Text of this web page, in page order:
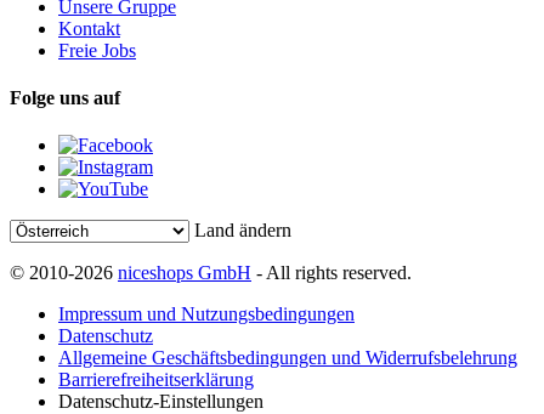
Unsere Gruppe
Kontakt
Freie Jobs
Folge uns auf
Land ändern
© 2010-2026 niceshops GmbH - All rights reserved.
Impressum und Nutzungsbedingungen
Datenschutz
Allgemeine Geschäftsbedingungen und Widerrufsbelehrung
Barrierefreiheitserklärung
Datenschutz-Einstellungen